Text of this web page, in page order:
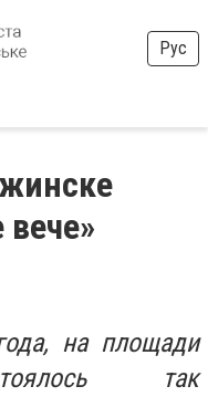
Рус
на площади
так